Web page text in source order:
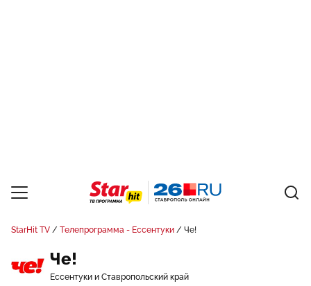
StarHit TV Телепрограмма - Ессентуки Че!
Че!
Ессентуки и Ставропольский край